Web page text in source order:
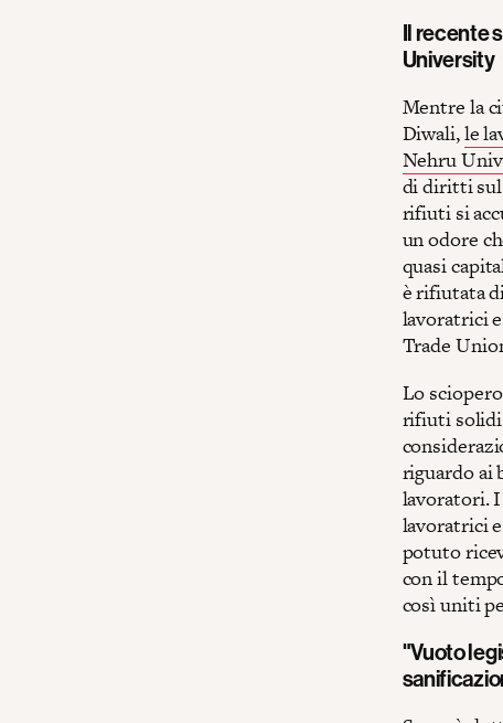
Il recente
University
Mentre la
Diwali,le
Nehru
di diritti sul
rifiuti si
un odore
quasi
è rifiutata
lavoratrici
Trade
Lo
rifiuti solidi
riguardo ai
lavoratori.
lavoratrici
potuto
con il
così uniti
"Vuoto